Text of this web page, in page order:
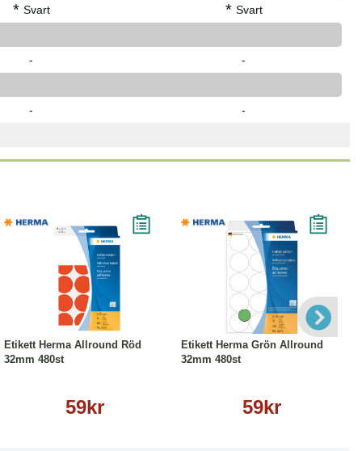
* Svart * Svart
- -
- -
Etikett Herma Allround Röd
32mm 480st
59kr
Läs mer
Etikett Herma Grön Allround
32mm 480st
59kr
Köp Läs mer